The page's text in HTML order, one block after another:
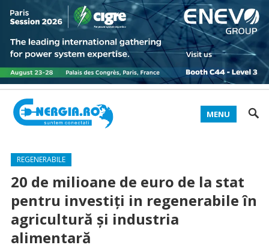
MENU
REGENERABILE
20 de milioane de euro de la stat
pentru investiți in regenerabile în
agricultură și industria
alimentară